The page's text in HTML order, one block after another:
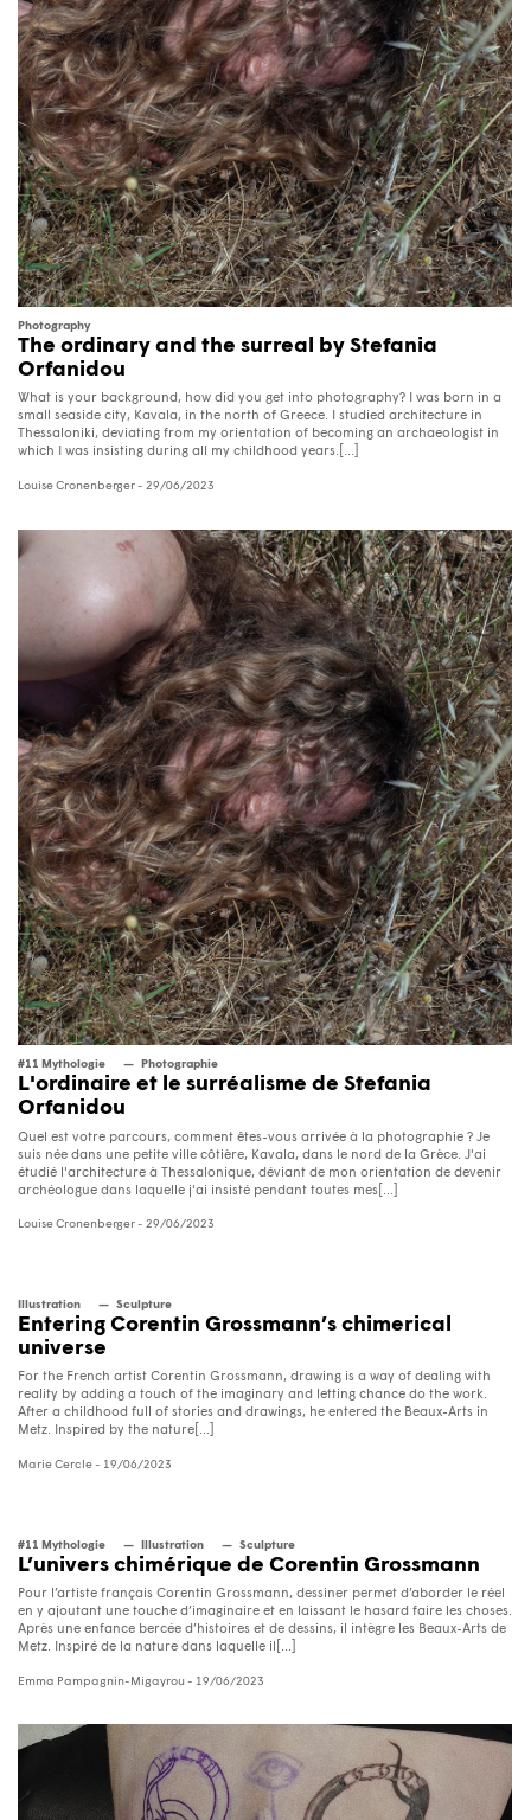
Photography
The ordinary and the surreal by Stefania
Orfanidou
What is your background, how did you get into photography? I was born in a
small seaside city, Kavala, in the north of Greece. I studied architecture in
Thessaloniki, deviating from my orientation of becoming an archaeologist in
which I was insisting during all my childhood years.[...]
Louise Cronenberger- 29/06/2023
#11 Mythologie Photographie
L'ordinaire et le surréalisme de Stefania
Orfanidou
Quel est votre parcours, comment êtes-vous arrivée à la photographie ? Je
suis née dans une petite ville côtière, Kavala, dans le nord de la Grèce. J'ai
étudié l'architecture à Thessalonique, déviant de mon orientation de devenir
archéologue dans laquelle j'ai insisté pendant toutes mes[...]
Louise Cronenberger- 29/06/2023
Illustration Sculpture
Entering Corentin Grossmann’s chimerical
universe
For the French artist Corentin Grossmann, drawing is a way of dealing with
reality by adding a touch of the imaginary and letting chance do the work.
After a childhood full of stories and drawings, he entered the Beaux-Arts in
Metz. Inspired by the nature[...]
Marie Cercle- 19/06/2023
#11 Mythologie Illustration Sculpture
L’univers chimérique de Corentin Grossmann
Pour l’artiste français Corentin Grossmann, dessiner permet d’aborder le réel
en y ajoutant une touche d’imaginaire et en laissant le hasard faire les choses.
Après une enfance bercée d’histoires et de dessins, il intègre les Beaux-Arts de
Metz. Inspiré de la nature dans laquelle il[...]
Emma Pampagnin-Migayrou - 19/06/2023